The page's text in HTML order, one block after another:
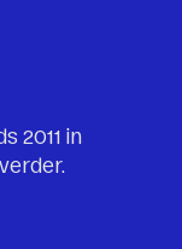
2011 in